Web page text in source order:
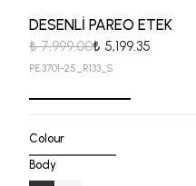
DESENLİ PAREO ETEK
₺ 7,999.00₺ 5,199.35
PE.3701-25_R133_S
Colour
Body